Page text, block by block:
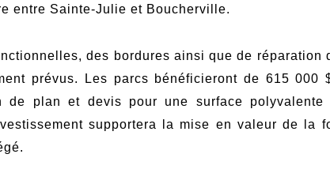
entre Sainte-Julie et Boucherville.
des bordures ainsi que de réparation
prévus. Les parcs bénéficieront de 615 000
de plan et devis pour une surface
supportera la mise en valeur de la